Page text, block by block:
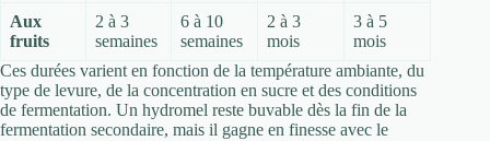
Aux
fruits
2 à 3
semaines
6 à 10
semaines
2 à 3
mois
3 à 5
mois
Ces durées varient en fonction de la température ambiante, du
type de levure, de la concentration en sucre et des conditions
de fermentation. Un hydromel reste buvable dès la fin de la
fermentation secondaire, mais il gagne en finesse avec le